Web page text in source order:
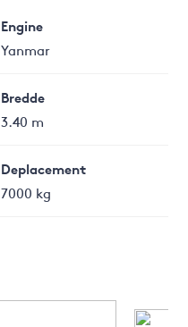
Engine
Yanmar
Bredde
3.40 m
Deplacement
7000 kg